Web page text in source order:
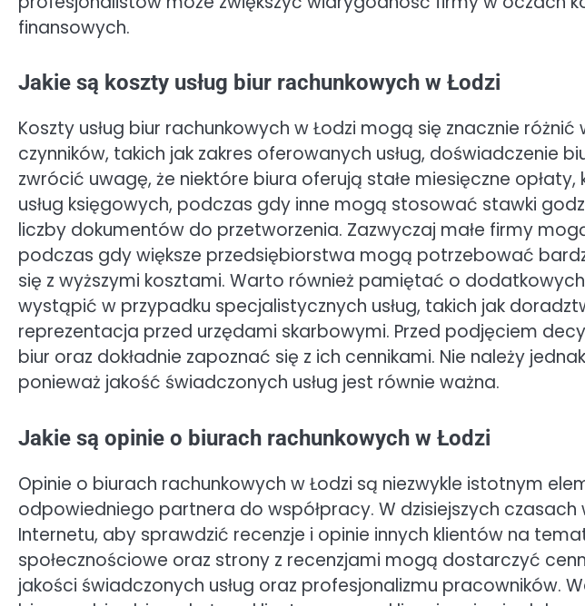
finansowych.
Jakie są koszty usług biur rachunkowych w Łodzi
Koszty usług biur rachunkowych w Łodzi mogą się znacznie różnić
czynników, takich jak zakres oferowanych usług, doświadczenie
zwrócić uwagę, że niektóre biura oferują stałe miesięczne opłaty,
usług księgowych, podczas gdy inne mogą stosować stawki
liczby dokumentów do przetworzenia. Zazwyczaj małe firmy
podczas gdy większe przedsiębiorstwa mogą potrzebować
się z wyższymi kosztami. Warto również pamiętać o
wystąpić w przypadku specjalistycznych usług, takich jak
reprezentacja przed urzędami skarbowymi. Przed podjęciem
biur oraz dokładnie zapoznać się z ich cennikami. Nie należy
ponieważ jakość świadczonych usług jest równie ważna.
Jakie są opinie o biurach rachunkowych w Łodzi
Opinie o biurach rachunkowych w Łodzi są niezwykle istotnym
odpowiedniego partnera do współpracy. W dzisiejszych czasach
Internetu, aby sprawdzić recenzje i opinie innych klientów na
społecznościowe oraz strony z recenzjami mogą dostarczyć
jakości świadczonych usług oraz profesjonalizmu pracowników.